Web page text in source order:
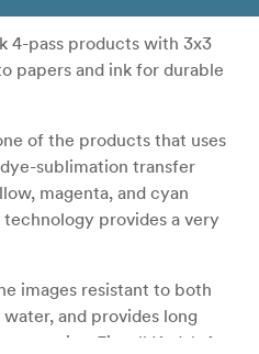
4-pass products with 3x3
papers and ink for durable
of the products that uses
sublimation transfer
magenta, and cyan
provides a very
images resistant to both
and provides long
Fits all Kodak 4-